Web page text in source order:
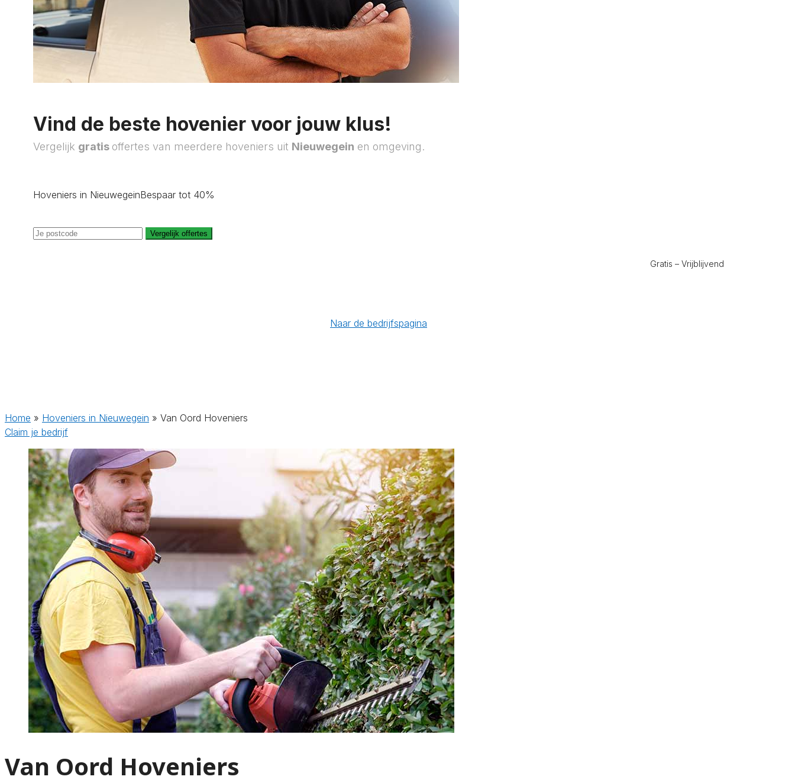
Vind de beste hovenier voor jouw klus!
Vergelijk gratis offertes van meerdere hoveniers uit Nieuwegein en omgeving.
Hoveniers in NieuwegeinBespaar tot 40%
Vergelijk offertes
Gratis – Vrijblijvend
Naar de bedrijfspagina
Home » Hoveniers in Nieuwegein » Van Oord Hoveniers
Claim je bedrijf
Van Oord Hoveniers